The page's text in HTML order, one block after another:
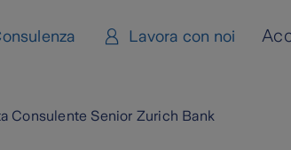
Lavora con noi
Consulente Senior Zurich Bank